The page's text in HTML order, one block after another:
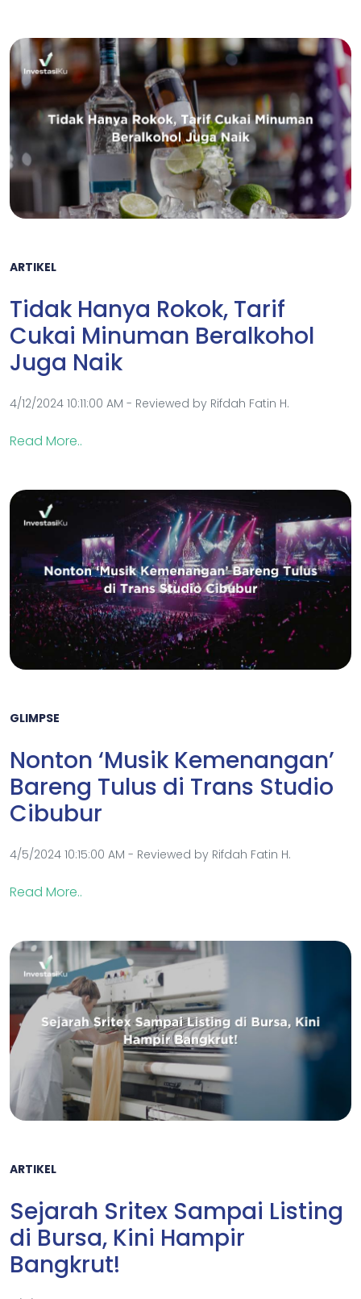
ARTIKEL
Tidak Hanya Rokok, Tarif
Cukai Minuman Beralkohol
Juga Naik
4/12/2024 10:11:00 AM - Reviewed by Rifdah Fatin H.
Read More..
GLIMPSE
Nonton ‘Musik Kemenangan’
Bareng Tulus di Trans Studio
Cibubur
4/5/2024 10:15:00 AM - Reviewed by Rifdah Fatin H.
Read More..
ARTIKEL
Sejarah Sritex Sampai Listing
di Bursa, Kini Hampir
Bangkrut!